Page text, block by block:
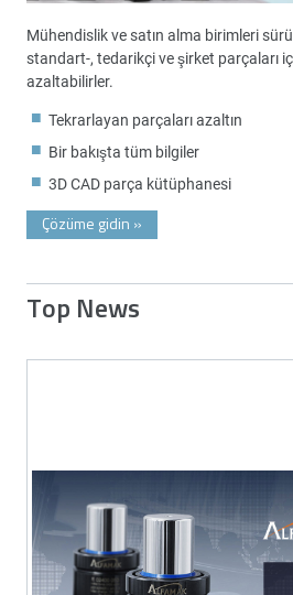
Mühendislik ve satın alma birimleri
standart-, tedarikçi ve şirket parçaları
azaltabilirler.
Tekrarlayan parçaları azaltın
Bir bakışta tüm bilgiler
3D CAD parça kütüphanesi
Çözüme gidin »
Top News